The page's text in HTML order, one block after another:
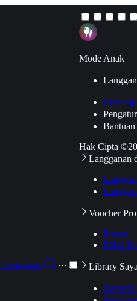
Langganan
···
Mode Anak
Hak Cipta
Langganan
Voucher
Promo
Pakai
Library Saya
Daftarku